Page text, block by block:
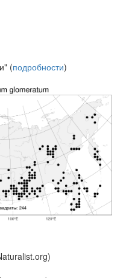
(подробности)